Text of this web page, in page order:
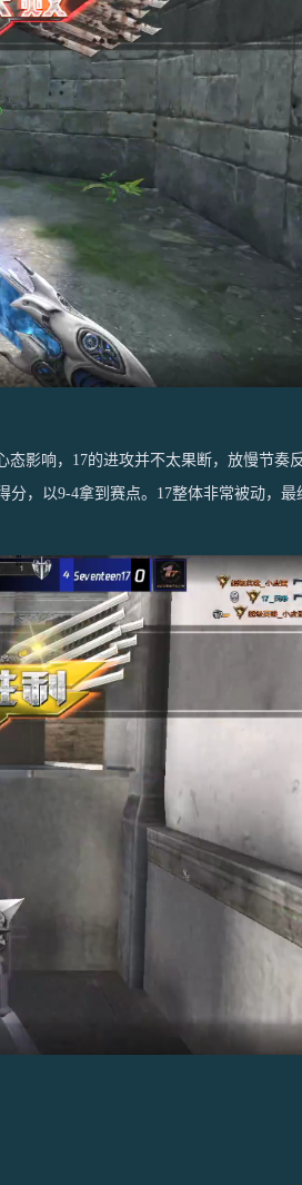
响，17的进攻并不太果断，放慢节奏
，以9-4拿到赛点。17整体非常被动，最